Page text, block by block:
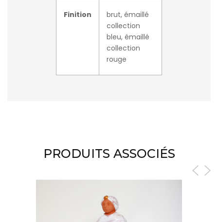
Finition
brut, émaillé
collection
bleu, émaillé
collection
rouge
PRODUITS ASSOCIÉS